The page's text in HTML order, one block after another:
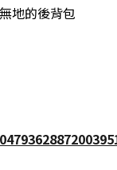
地的後背包